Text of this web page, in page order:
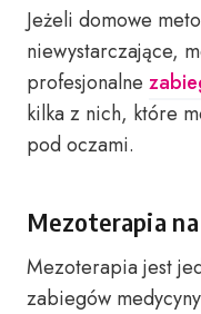
Jeżeli domowe
niewystarczające,
profesjonalne
kilka z nich, które
pod oczami.
Mezoterapia
Mezoterapia jest
zabiegów